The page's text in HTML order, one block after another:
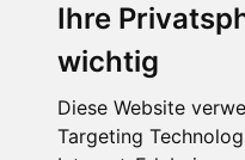
Ihre
wichtig
Diese Website
Targeting
KIRCHE